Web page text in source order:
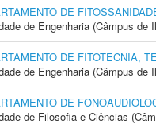
DE
de Engenharia (Câmpus de
DE FITOTECNIA,
de Engenharia (Câmpus de
DE
de Filosofia e Ciências